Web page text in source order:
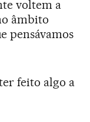
voltem a
âmbito
pensávamos
feito algo a